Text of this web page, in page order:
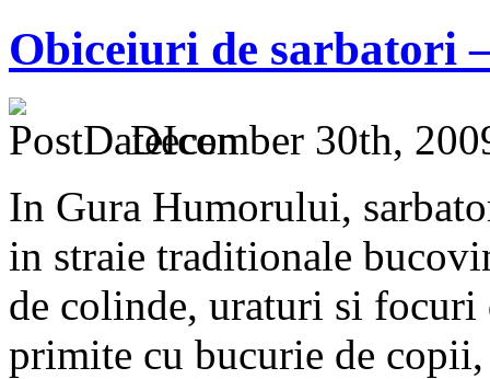
Obiceiuri de sarbatori
December 30th,
In Gura Humorului,
in straie traditionale
de colinde, uraturi si focuri
primite cu bucurie de